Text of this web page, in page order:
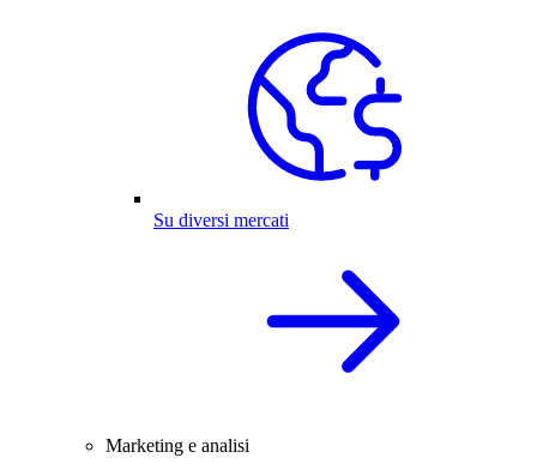
Su diversi mercati
Marketing e analisi